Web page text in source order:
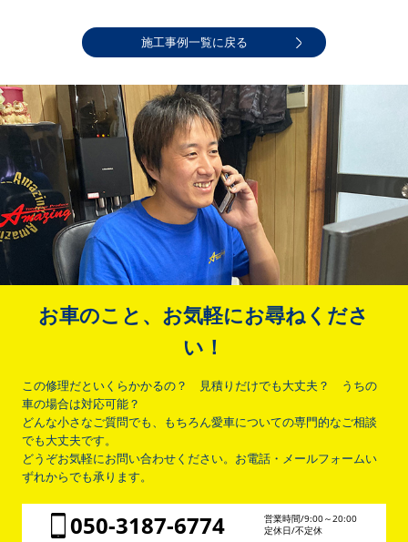
施工事例一覧に戻る
お車のこと、お気軽にお尋ねくださ
い！
この修理だといくらかかるの？ 見積りだけでも大丈夫？ うちの
車の場合は対応可能？
どんな小さなご質問でも、もちろん愛車についての専門的なご相談
でも大丈夫です。
どうぞお気軽にお問い合わせください。お電話・メールフォームい
ずれからでも承ります。
050-3187-6774
営業時間/9:00～20:00
定休日/不定休